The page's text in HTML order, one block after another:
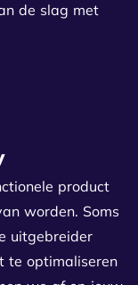
de slag met
product
worden. Soms
uitgebreider
te optimaliseren